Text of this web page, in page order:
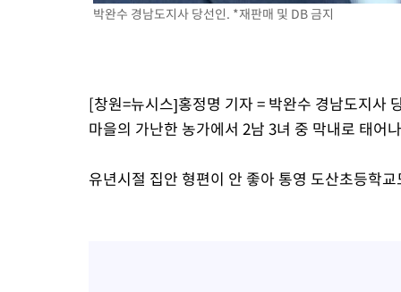
박완수 경남도지사 당선인. *재판매 및 DB 금지
[창원=뉴시스]홍정명 기자 = 박완수 경남도지사
마을의 가난한 농가에서 2남 3녀 중 막내로 태
유년시절 집안 형편이 안 좋아 통영 도산초등학